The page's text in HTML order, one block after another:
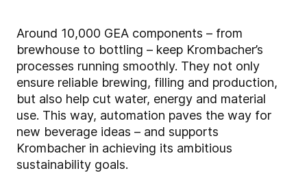
Around 10,000 GEA components – from
brewhouse to bottling – keep Krombacher’s
processes running smoothly. They not only
ensure reliable brewing, filling and production,
but also help cut water, energy and material
use. This way, automation paves the way for
new beverage ideas – and supports
Krombacher in achieving its ambitious
sustainability goals.